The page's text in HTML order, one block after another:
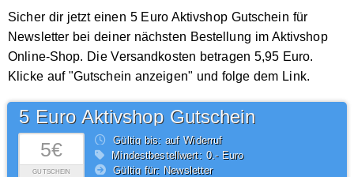
Sicher dir jetzt einen 5 Euro Aktivshop Gutschein für
Newsletter bei deiner nächsten Bestellung im Aktivshop
Online-Shop. Die Versandkosten betragen 5,95 Euro.
Klicke auf "Gutschein anzeigen" und folge dem Link.
5€
GUTSCHEIN
5 Euro Aktivshop Gutschein
Gültig bis: auf Widerruf
Mindestbestellwert: 0,- Euro
Gültig für: Newsletter